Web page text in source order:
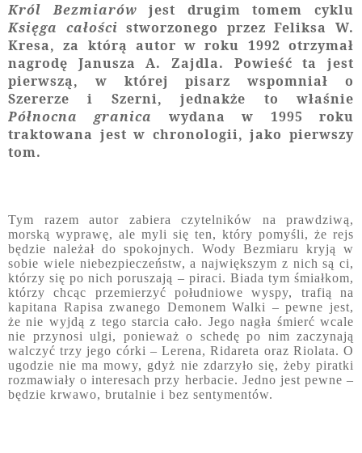
Król Bezmiarów jest drugim tomem cyklu
Księga całości stworzonego przez Feliksa W.
Kresa, za którą autor w roku 1992 otrzymał
nagrodę Janusza A. Zajdla. Powieść ta jest
pierwszą, w której pisarz wspomniał o
Szererze i Szerni, jednakże to właśnie
Północna granica
wydana w 1995 roku
traktowana jest w chronologii, jako pierwszy
tom.
Tym razem autor zabiera czytelników na prawdziwą,
morską wyprawę, ale myli się ten, który pomyśli, że rejs
będzie należał do spokojnych. Wody Bezmiaru kryją w
sobie wiele niebezpieczeństw, a największym z nich są ci,
którzy się po nich poruszają – piraci. Biada tym śmiałkom,
którzy chcąc przemierzyć południowe wyspy, trafią na
kapitana Rapisa zwanego Demonem Walki – pewne jest,
że nie wyjdą z tego starcia cało. Jego nagła śmierć wcale
nie przynosi ulgi, ponieważ o schedę po nim zaczynają
walczyć trzy jego córki – Lerena, Ridareta oraz Riolata. O
ugodzie nie ma mowy, gdyż nie zdarzyło się, żeby piratki
rozmawiały o interesach przy herbacie. Jedno jest pewne –
będzie krwawo, brutalnie i bez sentymentów.